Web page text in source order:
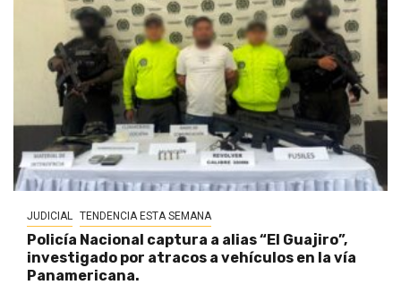
JUDICIAL TENDENCIA ESTA SEMANA
Policía Nacional captura a alias “El Guajiro”,
investigado por atracos a vehículos en la vía
Panamericana.